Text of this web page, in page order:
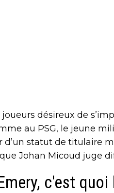
désireux de
au PSG, le jeune
d’un statut de titulaire
Johan Micoud juge
c'est